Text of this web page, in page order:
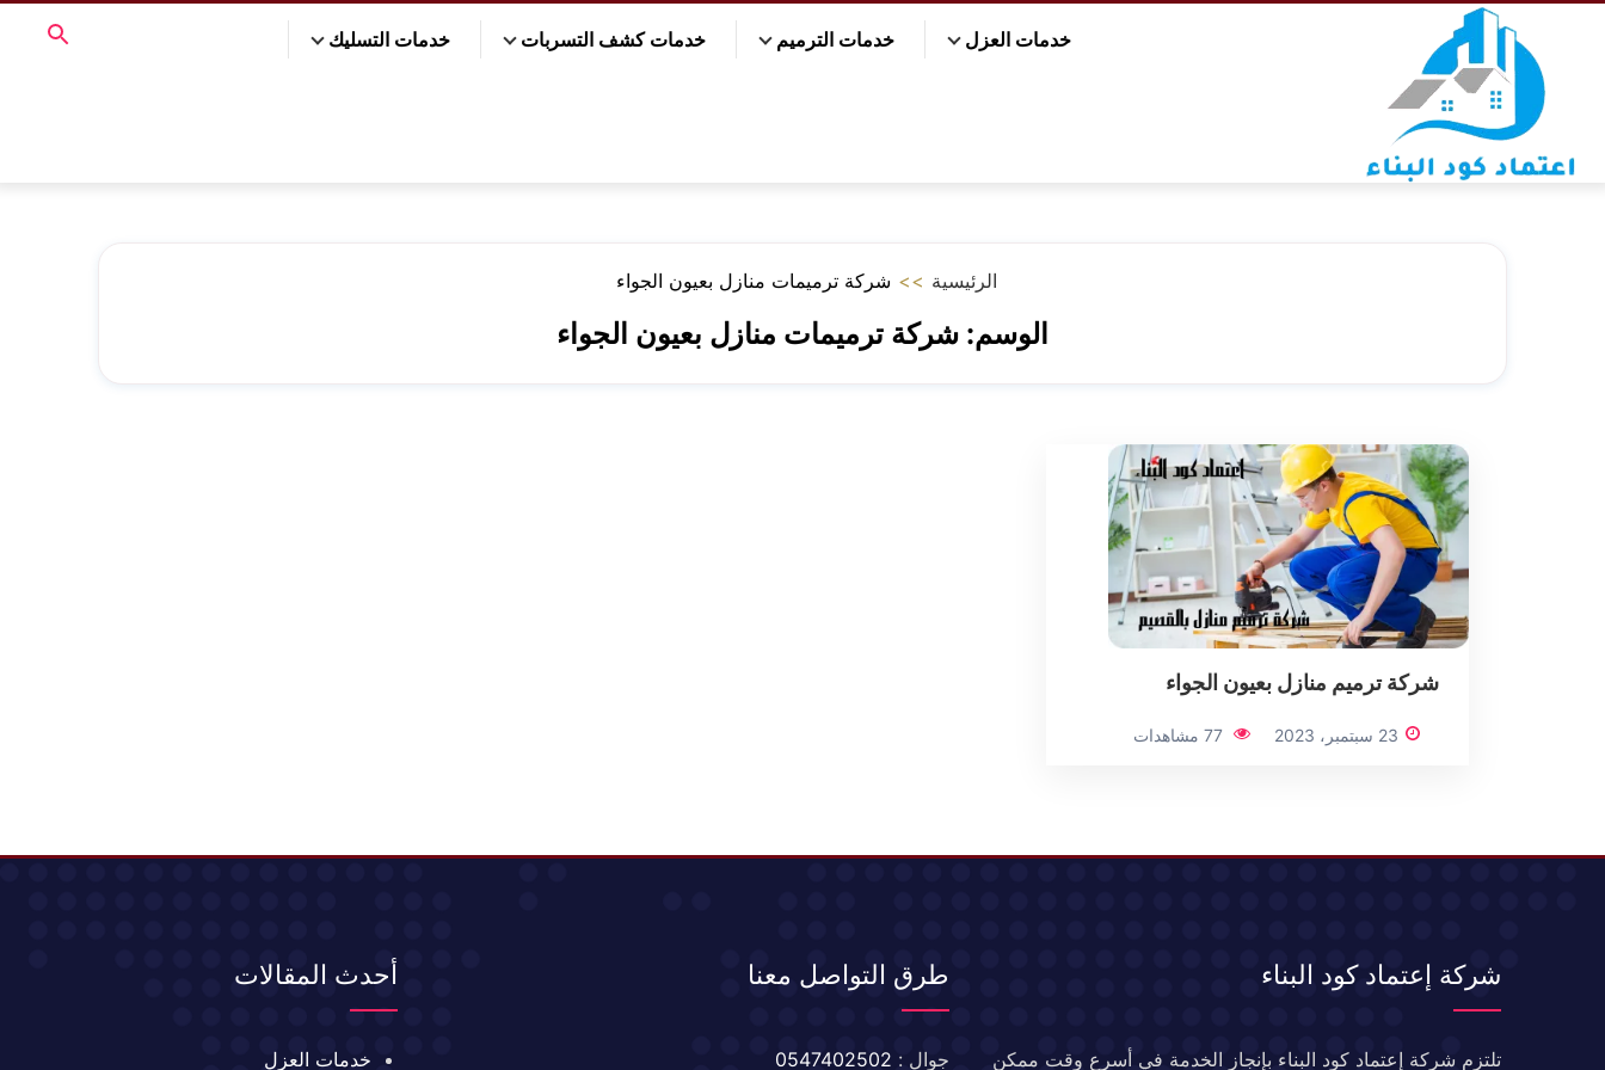
المحتوى
خدمات العزل خدمات الترميم خدمات كشف التسربات خدمات التسليك
الرئيسية >> شركة ترميمات منازل بعيون الجواء
الوسم: شركة ترميمات منازل بعيون الجواء
شركة ترميم منازل بعيون الجواء
23 سبتمبر، 2023 77 مشاهدات
شركة إعتماد كود البناء
تلتزم شركة إعتماد كود البناء بإنجاز الخدمة في أسرع وقت ممكن
طرق التواصل معنا
جوال : 0547402502
أحدث المقالات
خدمات العزل